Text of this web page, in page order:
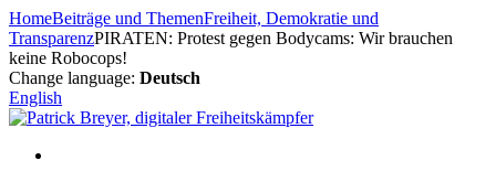
Zum
Inhalt
springen
HomeBeiträge und ThemenFreiheit, Demokratie und
TransparenzPIRATEN: Protest gegen Bodycams: Wir brauchen
keine Robocops!
Change language: Deutsch
English